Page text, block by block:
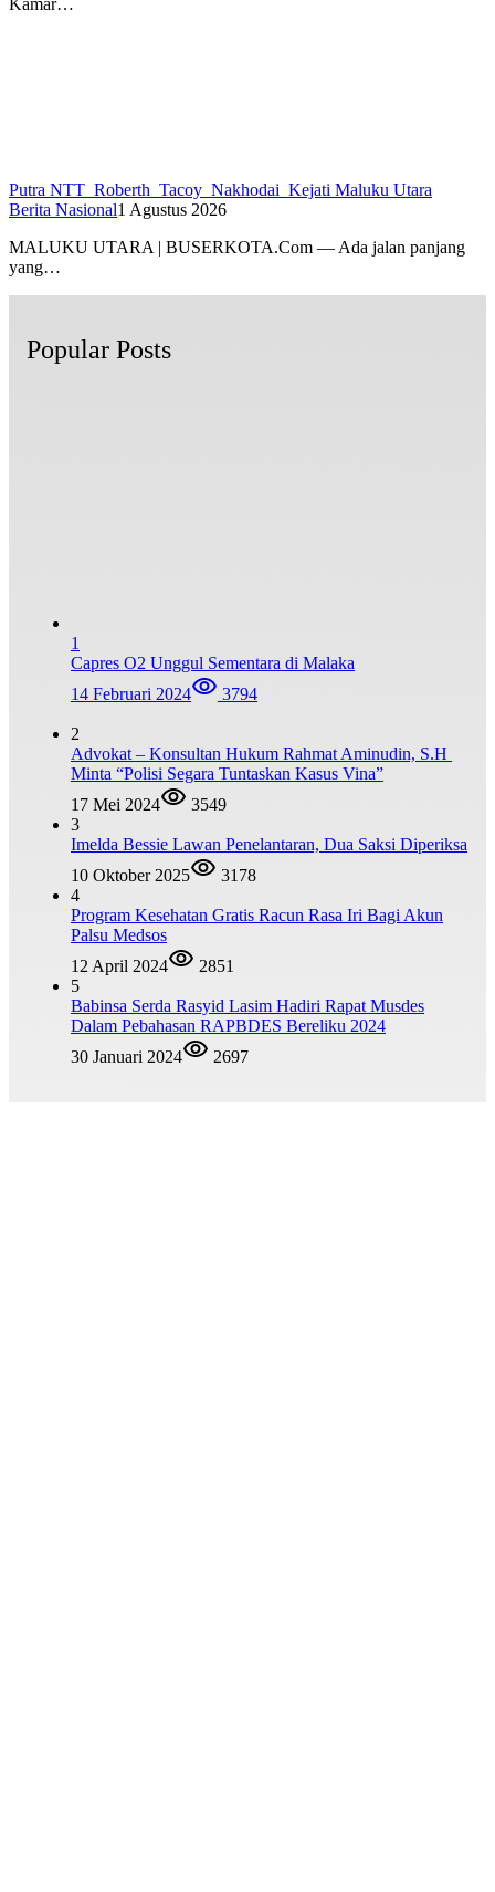
Putra NTT Roberth Tacoy Nakhodai Kejati Maluku Utara
Berita Nasional1 Agustus 2026
MALUKU UTARA | BUSERKOTA.Com — Ada jalan panjang
yang…
Popular Posts
1
Capres O2 Unggul Sementara di Malaka
14 Februari 2024
3794
2
Advokat – Konsultan Hukum Rahmat Aminudin, S.H
Minta “Polisi Segara Tuntaskan Kasus Vina”
17 Mei 2024
3549
3
Imelda Bessie Lawan Penelantaran, Dua Saksi Diperiksa
10 Oktober 2025
3178
4
Program Kesehatan Gratis Racun Rasa Iri Bagi Akun
Palsu Medsos
12 April 2024
2851
5
Babinsa Serda Rasyid Lasim Hadiri Rapat Musdes
Dalam Pebahasan RAPBDES Bereliku 2024
30 Januari 2024
2697